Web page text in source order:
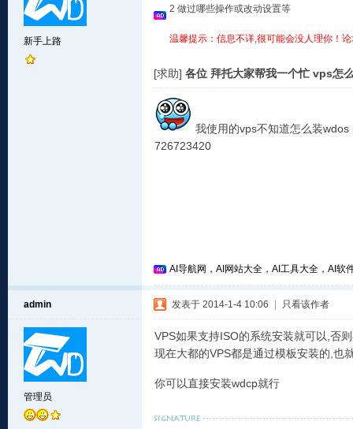
新手上路
2 做过哪些操作或改动设置等
温馨提示：信息不详,很可能会没人理你！
[求助] 各位 拜托大家帮我一个忙 vps怎
我使用的vps不知道怎么装
726723420
AI导航网，AI网站大全，AI工具大全，AI软
admin
管理员
发表于 2014-1-4 10:06 只看该作者
VPS如果支持ISO的系统安装就可以,否
现在大都的VPS都是通过模板安装的,也
你可以直接安装wdcp就行